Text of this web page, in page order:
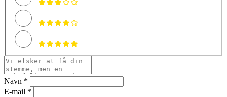
Navn *
E-mail *